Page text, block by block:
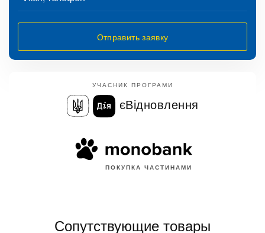
Отправить заявку
УЧАСНИК ПРОГРАМИ
єВідновлення
ПОКУПКА ЧАСТИНАМИ
Сопутствующие товары